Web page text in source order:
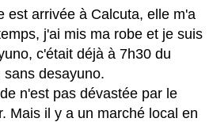
est arrivée à Calcuta, elle m'a
j'ai mis ma robe et je suis
c'était déjà à 7h30 du
desayuno.
n'est pas dévastée par le
Mais il y a un marché local en